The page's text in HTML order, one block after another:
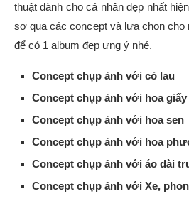
thuật dành cho cá nhân đẹp nhất
sơ qua các concept và lựa chọn
để có 1 album đẹp ưng ý nhé.
Concept chụp ảnh với cỏ lau
Concept chụp ảnh với hoa giấy
Concept chụp ảnh với hoa sen
Concept chụp ảnh với hoa
Concept chụp ảnh với áo dài
Concept chụp ảnh với Xe,